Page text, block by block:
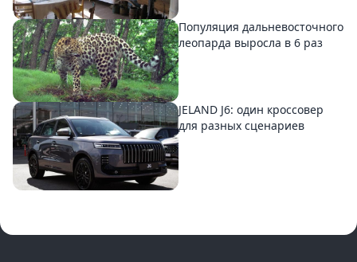
Популяция дальневосточного
леопарда выросла в 6 раз
JELAND J6: один кроссовер
для разных сценариев